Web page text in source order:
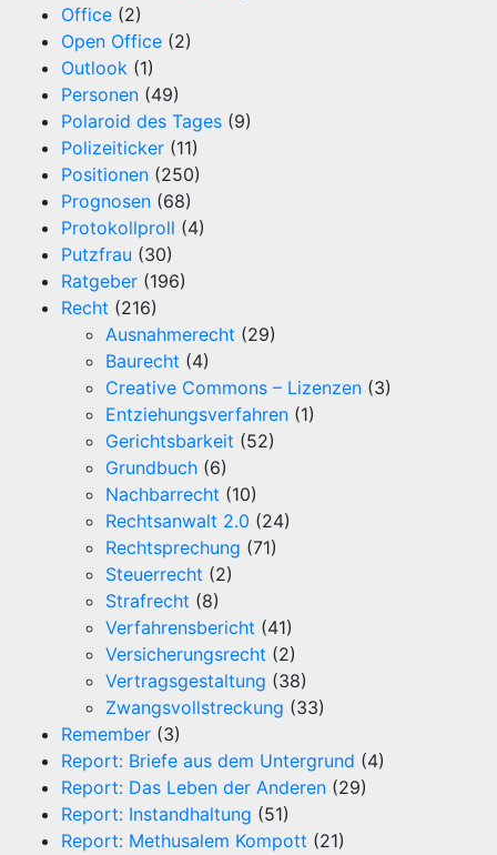
Office (2)
Open Office (2)
Outlook (1)
Personen (49)
Polaroid des Tages (9)
Polizeiticker (11)
Positionen (250)
Prognosen (68)
Protokollproll (4)
Putzfrau (30)
Ratgeber (196)
Recht (216)
Ausnahmerecht (29)
Baurecht (4)
Creative Commons – Lizenzen (3)
Entziehungsverfahren (1)
Gerichtsbarkeit (52)
Grundbuch (6)
Nachbarrecht (10)
Rechtsanwalt 2.0 (24)
Rechtsprechung (71)
Steuerrecht (2)
Strafrecht (8)
Verfahrensbericht (41)
Versicherungsrecht (2)
Vertragsgestaltung (38)
Zwangsvollstreckung (33)
Remember (3)
Report: Briefe aus dem Untergrund (4)
Report: Das Leben der Anderen (29)
Report: Instandhaltung (51)
Report: Methusalem Kompott (21)